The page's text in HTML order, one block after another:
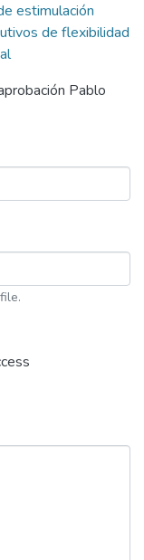
estimulación
de flexibilidad
Pablo